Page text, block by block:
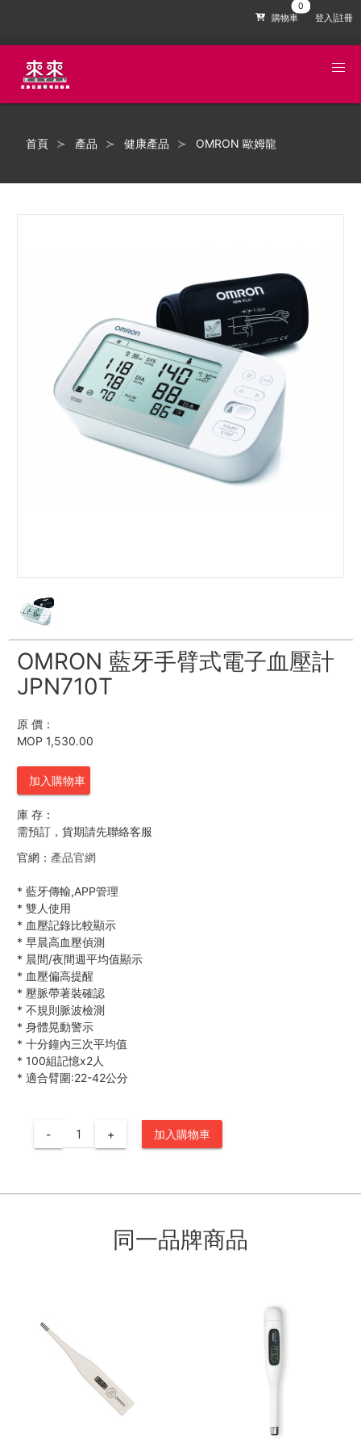
購物車 登入|註冊
首頁 產品 健康產品 OMRON 歐姆龍
OMRON 藍牙手臂式電子血壓計
JPN710T
原 價：
MOP 1,530.00
加入購物車
庫 存：
需預訂，貨期請先聯絡客服
官網： 產品官網
* 藍牙傳輸,APP管理
* 雙人使用
* 血壓記錄比較顯示
* 早晨高血壓偵測
* 晨間/夜間週平均值顯示
* 血壓偏高提醒
* 壓脈帶著裝確認
* 不規則脈波檢測
* 身體晃動警示
* 十分鐘內三次平均值
* 100組記憶x2人
* 適合臂圍:22-42公分
- + 加入購物車
同一品牌商品